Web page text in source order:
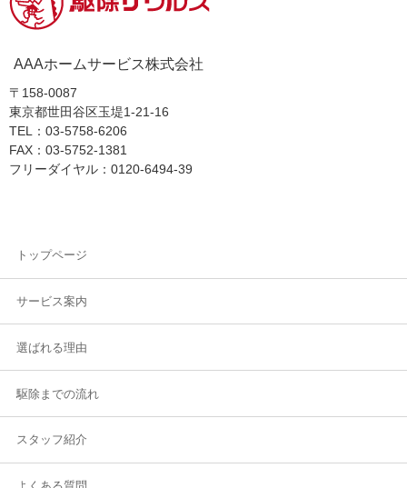
AAAホームサービス株式会社
〒158-0087
東京都世田谷区玉堤1-21-16
TEL：03-5758-6206
FAX：03-5752-1381
フリーダイヤル：0120-6494-39
トップページ
サービス案内
選ばれる理由
駆除までの流れ
スタッフ紹介